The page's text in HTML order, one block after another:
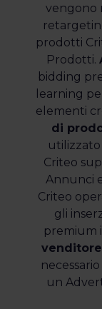
vengono
prodotti
Prodotti.
bidding
learning
elementi
di
Criteo
Annunci
Criteo
gli
premium
un